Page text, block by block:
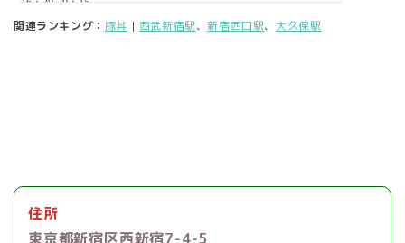
関連ランキング： 豚丼 | 西武新宿駅、新宿西口駅、 大久保駅
住所
東京都新宿区西新宿7-4-5